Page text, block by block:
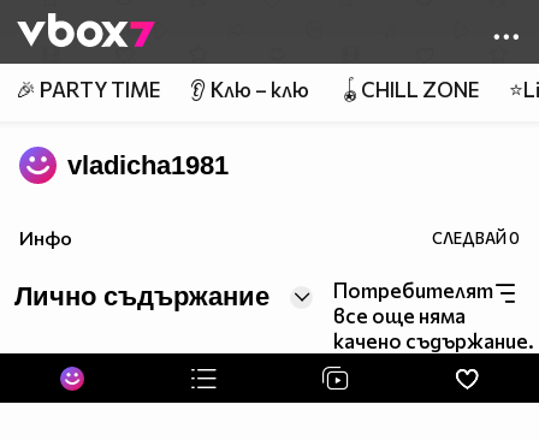
👾
🎉 PARTY TIME 👂 Клю – клю 🪀CHILL ZONE
vladicha1981
Инфо СЛЕДВАЙ0
Лично съдържание
Потребителят
все още няма
качено съдържание.